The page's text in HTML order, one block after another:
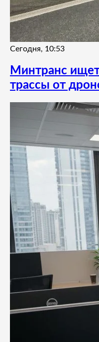
Сегодня, 10:53
Минтранс
трассы от